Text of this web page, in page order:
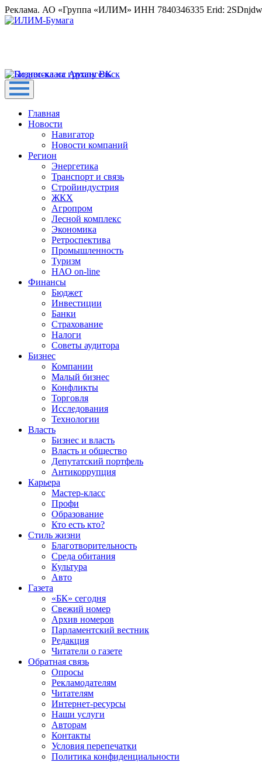
Реклама. АО «Группа «ИЛИМ» ИНН 7840346335 Erid:
Главная
Новости
Навигатор
Новости компаний
Регион
Энергетика
Транспорт и связь
Стройиндустрия
ЖКХ
Агропром
Лесной комплекс
Экономика
Ретроспектива
Промышленность
Туризм
НАО on-line
Финансы
Бюджет
Инвестиции
Банки
Страхование
Налоги
Советы аудитора
Бизнес
Компании
Малый бизнес
Конфликты
Торговля
Исследования
Технологии
Власть
Бизнес и власть
Власть и общество
Депутатский портфель
Антикоррупция
Карьера
Мастер-класс
Профи
Образование
Кто есть кто?
Стиль жизни
Благотворительность
Среда обитания
Культура
Авто
Газета
«БК» сегодня
Свежий номер
Архив номеров
Парламентский вестник
Редакция
Читатели о газете
Обратная связь
Опросы
Рекламодателям
Читателям
Интернет-ресурсы
Наши услуги
Авторам
Контакты
Условия перепечатки
Политика конфиденциальности